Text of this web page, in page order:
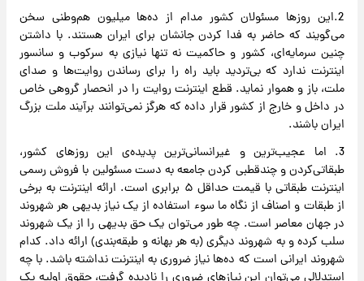
2.این روزها مسئولان کشور مدام از ده‌ها میلیون‌ هم‌وطنی سخن
می‌گویند که حاضر به فدا کردن جانشان برای ایران هستند. با داشتن
چنین سرمایه‌ای، کشور و حاکمیت نه تنها نیازی به سرکوب و سانسور
اینترنت ندارد که بی‌تردید باید راه را برای رساندن روایت‌ها و صدای
ملت، باز و هموار نماید. قطع اینترنت روایت را در انحصار گروهی خاص
در داخل و خارج از کشور قرار داده که هرگز نمی‌توانند برآیند ملت بزرگ
ایران باشند.
3. اما عجیب‌ترین و غیرانسانی‌ترین پدیده‌ی این روزهای کشور،‌
طبقاتی‌کردن و چندقطبی کردن جامعه به دست مسئولین با فروش رسمی
اینترنت طبقاتی با قیمت حداقل ۵ برابری است. ارائه اینترنت به برخی
از طبقات و اصناف از نگاه ما سوء استفاده از یک نیاز بدیهی هر شهروند
در جهان معاصر است. چه طور می‌توان یک حق بدیهی را از یک شهروند
سلب کرده و به شهروند دیگری (به هر بهانه و طبقه‌بندی) ارائه داد. کدام
شهروند ایرانی است که ده‌ها نیاز ضروری به اینترنت نداشته باشد. با چه